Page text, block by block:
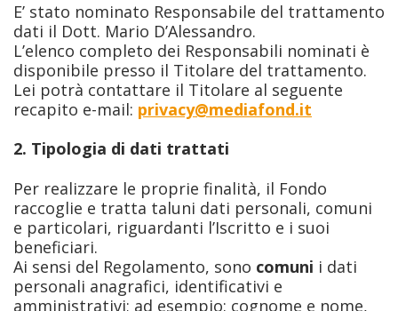
E’ stato nominato Responsabile del trattamento
dati il Dott. Mario D’Alessandro.
L’elenco completo dei Responsabili nominati è
disponibile presso il Titolare del trattamento.
Lei potrà contattare il Titolare al seguente
recapito e-mail: privacy@mediafond.it
2. Tipologia di dati trattati
Per realizzare le proprie finalità, il Fondo
raccoglie e tratta taluni dati personali, comuni
e particolari, riguardanti l’Iscritto e i suoi
beneficiari.
Ai sensi del Regolamento, sono comuni i dati
personali anagrafici, identificativi e
amministrativi; ad esempio: cognome e nome,